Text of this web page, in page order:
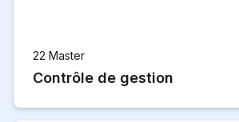
22 Master
Contrôle de gestion